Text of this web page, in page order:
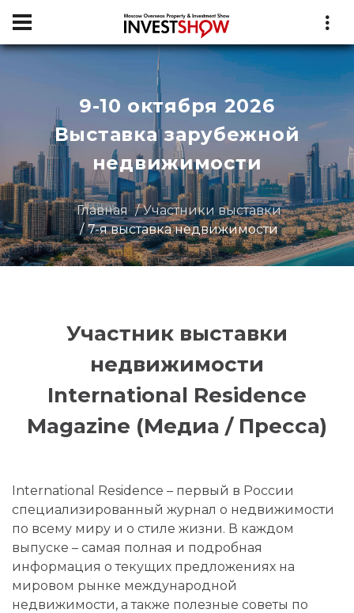
9-10 октября 2026
Выставка зарубежной
недвижимости
Главная
Участники выставки
7-я выставка недвижимости
Участник выставки
недвижимости
International Residence
Magazine (Медиа / Пресса)
International Residence – первый в России
специализированный журнал о недвижимости
по всему миру и о стиле жизни. В каждом
выпуске – самая полная и подробная
информация о текущих предложениях на
мировом рынке международной
недвижимости, а также полезные советы по